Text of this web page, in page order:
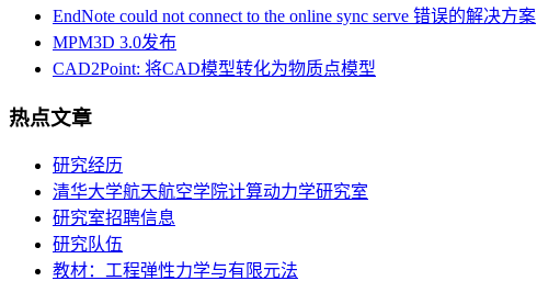
EndNote could not connect to the online sync serve 错误的解决方案
MPM3D 3.0发布
CAD2Point: 将CAD模型转化为物质点模型
热点文章
研究经历
清华大学航天航空学院计算动力学研究室
研究室招聘信息
研究队伍
教材：工程弹性力学与有限元法